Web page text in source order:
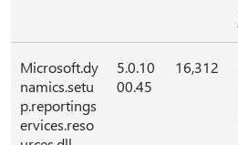
Microsoft.dy
namics.setu
p.reportings
ervices.reso
5.0.10
00.45
16,312